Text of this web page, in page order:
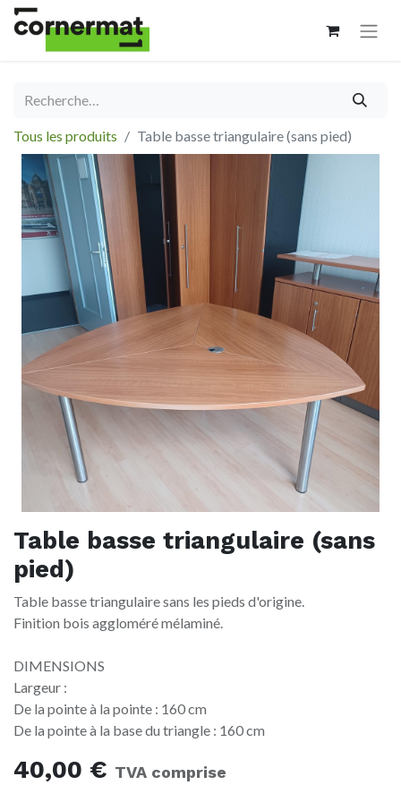
Tous les produits Table basse triangulaire (sans pied)
Table basse triangulaire (sans
pied)
Table basse triangulaire sans les pieds d'origine.
Finition bois aggloméré mélaminé.
DIMENSIONS
Largeur :
De la pointe à la pointe : 160 cm
De la pointe à la base du triangle : 160 cm
40,00 € TVA comprise